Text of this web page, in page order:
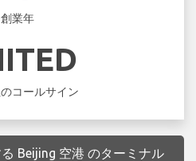
創業年
コールサイン
Beijing 空港 のターミナル